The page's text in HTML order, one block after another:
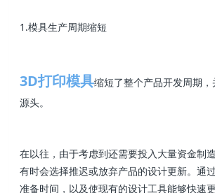
1.模具生产周期缩短
3D打印模具缩短了整个产品开发周期
源头。
在以往，由于考虑到还需要投入大量资金制
有时会选择推迟或放弃产品的设计更新。通
准备时间，以及使现有的设计工具能够快速